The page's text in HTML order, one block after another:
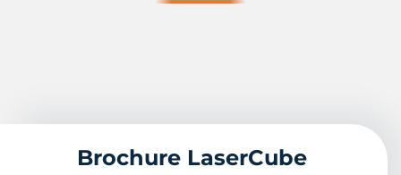
Brochure LaserCube